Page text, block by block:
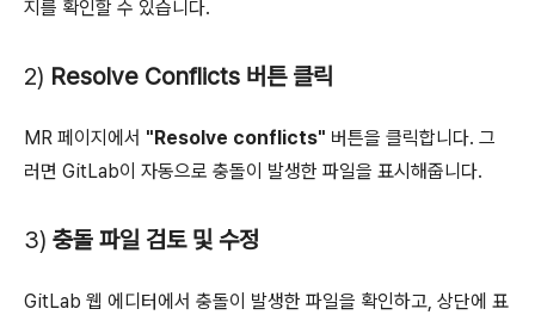
지를 확인할 수 있습니다.
2) Resolve Conflicts 버튼 클릭
MR 페이지에서 "Resolve conflicts" 버튼을 클릭합니다. 그
러면 GitLab이 자동으로 충돌이 발생한 파일을 표시해줍니다.
3) 충돌 파일 검토 및 수정
GitLab 웹 에디터에서 충돌이 발생한 파일을 확인하고, 상단에 표